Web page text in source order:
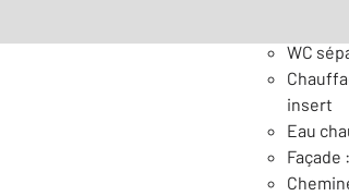
WC
insert
Eau
Façade